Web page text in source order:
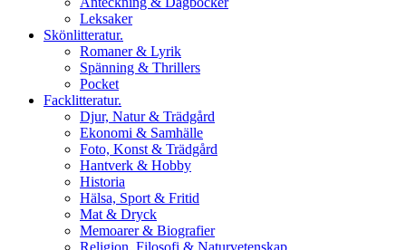
Leksaker
Skönlitteratur.
Romaner & Lyrik
Spänning & Thrillers
Pocket
Facklitteratur.
Djur, Natur & Trädgård
Ekonomi & Samhälle
Foto, Konst & Trädgård
Hantverk & Hobby
Historia
Hälsa, Sport & Fritid
Mat & Dryck
Memoarer & Biografier
Religion, Filosofi & Naturvetenskap